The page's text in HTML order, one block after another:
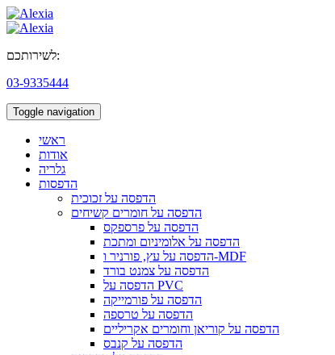
לשירותכם:
03-9335444
Toggle navigation
ראשי
אודות
גלריה
הדפסות
הדפסה על זכוכית
הדפסה על חומרים קשיחים
הדפסה על פרספקס
הדפסה על אלומיניום ומתכת
הדפסה על עץ, פורניר ו-MDF
הדפסה על צמנט בורד
הדפסה על PVC
הדפסה על פורמייקה
הדפסה על טרספה
הדפסה על קוריאן וחומרים אקריליים
הדפסה על קנבס